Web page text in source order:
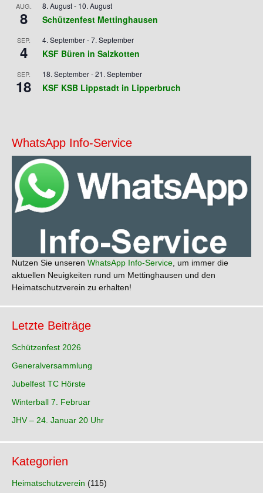
AUG.
8
8. August- 10. August
Schützenfest Mettinghausen
SEP.
4
4. September-7. September
KSF Büren in Salzkotten
SEP.
18
18. September-21. September
KSF KSB Lippstadt in Lipperbruch
WhatsApp Info-Service
Nutzen Sie unseren WhatsApp Info-Service , um immer die
aktuellen Neuigkeiten rund um Mettinghausen und den
Heimatschutzverein zu erhalten!
Letzte Beiträge
Schützenfest 2026
Generalversammlung
Jubelfest TC Hörste
Winterball 7. Februar
JHV – 24. Januar 20 Uhr
Kategorien
Heimatschutzverein (115)